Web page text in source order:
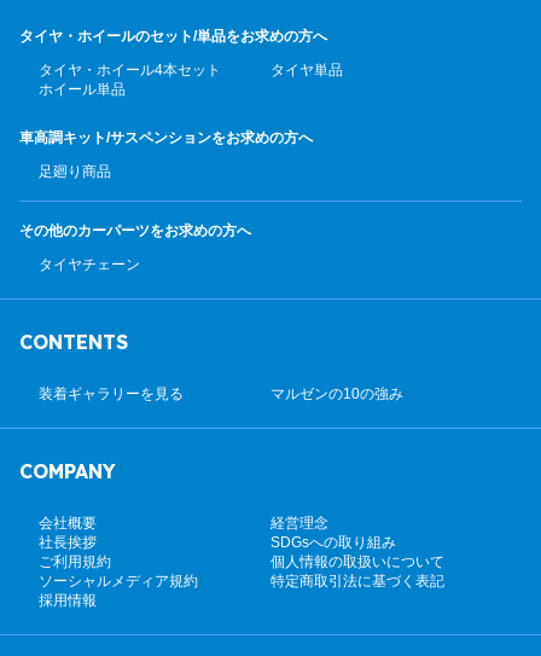
タイヤ・ホイールのセット/単品をお求めの方へ
タイヤ・ホイール4本セット
タイヤ単品
ホイール単品
車高調キット/サスペンションをお求めの方へ
足廻り商品
その他のカーパーツをお求めの方へ
タイヤチェーン
CONTENTS
装着ギャラリーを見る マルゼンの10の強み
COMPANY
会社概要
経営理念
社長挨拶
SDGsへの取り組み
ご利用規約
個人情報の取扱いについて
ソーシャルメディア規約
特定商取引法に基づく表記
採用情報